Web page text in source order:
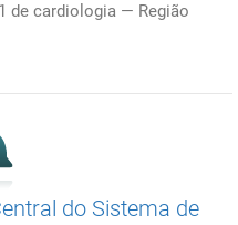
de cardiologia ― Região
do Sistema de